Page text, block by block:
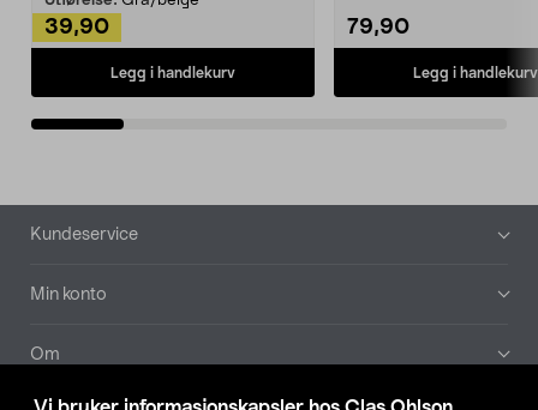
39,90
Legg i handlekurv
79,90
Legg i handlekurv
Bunntekst
Kundeservice
Min konto
Om